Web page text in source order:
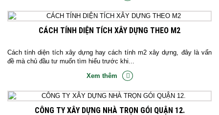
CÁCH TÍNH DIỆN TÍCH XÂY DỰNG THEO M2
Cách tính diện tích xây dựng hay cách tính m2 xây dựng, đây là vấn
đề mà chủ đầu tư muốn tìm hiểu trước khi...
Xem thêm
CÔNG TY XÂY DỰNG NHÀ TRỌN GÓI QUẬN 12.